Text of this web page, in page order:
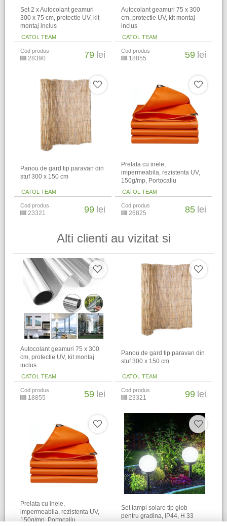
Set 2 x Autocolant geamuri
300 x 75 cm, protectie UV, kit
montaj inclus
CATOL TEAM
Cod produs
28390 79 lei
Autocolant geamuri 75 x 300
cm, protectie UV, kit montaj
inclus
CATOL TEAM
Cod produs
18855 59 lei
Panou de gard tip paravan din
stuf 300 x 150 cm
CATOL TEAM
Cod produs
23321 99 lei
Prelata cu inele,
impermeabila, rezistenta UV,
150g/mp, Portocaliu
CATOL TEAM
Cod produs
26825 85 lei
Alti clienti au vizitat si
Autocolant geamuri 75 x 300
cm, protectie UV, kit montaj
inclus
CATOL TEAM
Cod produs
18855 59 lei
Panou de gard tip paravan din
stuf 300 x 150 cm
CATOL TEAM
Cod produs
23321 99 lei
Prelata cu inele,
impermeabila, rezistenta UV,
150g/mp, Portocaliu
Set lampi solare tip glob
pentru gradina, IP44, H 33